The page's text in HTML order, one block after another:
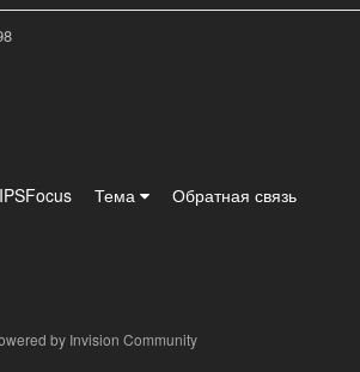
IPSFocus Тема
Обратная связь
by Invision Community